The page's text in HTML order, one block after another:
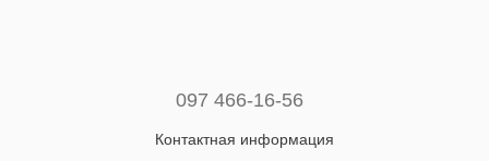
097 466-16-56
Контактная информация